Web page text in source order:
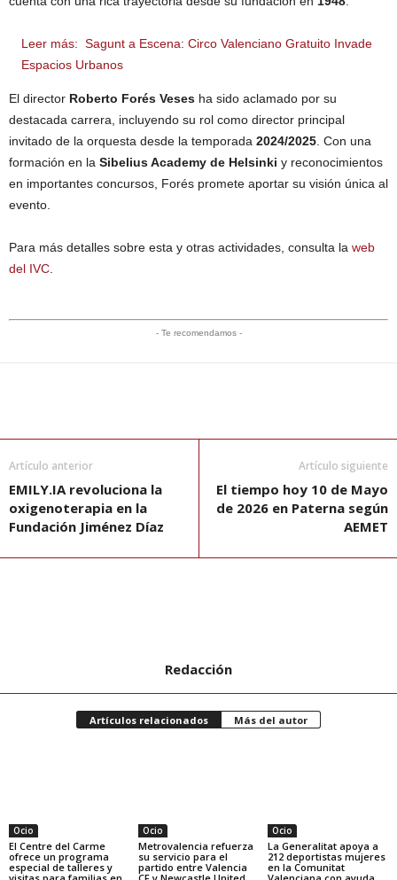
Leer más: Sagunt a Escena: Circo Valenciano Gratuito Invade
Espacios Urbanos
El director Roberto Forés Veses ha sido aclamado por su
destacada carrera, incluyendo su rol como director principal
invitado de la orquesta desde la temporada 2024/2025. Con una
formación en la Sibelius Academy de Helsinki y reconocimientos
en importantes concursos, Forés promete aportar su visión única al
evento.
Para más detalles sobre esta y otras actividades, consulta la web
del IVC.
- Te recomendamos -
Artículo anterior
EMILY.IA revoluciona la
oxigenoterapia en la
Fundación Jiménez Díaz
Artículo siguiente
El tiempo hoy 10 de Mayo
de 2026 en Paterna según
AEMET
Redacción
Artículos relacionados Más del autor
Ocio
El Centre del Carme
ofrece un programa
especial de talleres y
Ocio
Metrovalencia refuerza
su servicio para el
partido entre Valencia
Ocio
La Generalitat apoya a
212 deportistas mujeres
en la Comunitat